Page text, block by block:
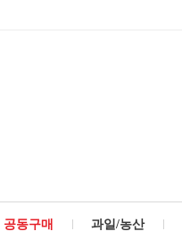
공동구매 과일/농산